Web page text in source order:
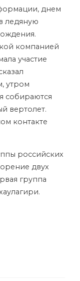
днем
ледяную
компанией
участие
утром
собираются
вертолет.
контакте
российских
двух
группа